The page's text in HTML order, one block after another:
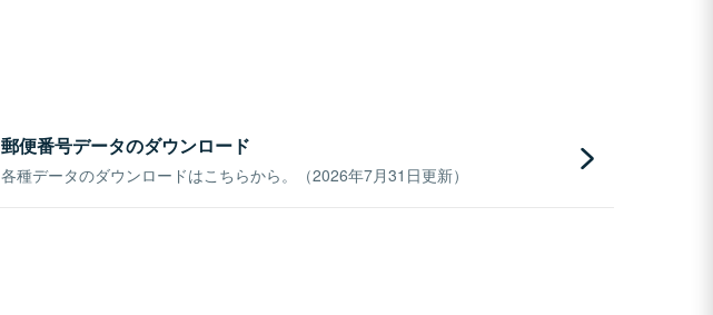
郵便番号データのダウンロード
各種データのダウンロードはこちらから。（2026年7月31日更新）